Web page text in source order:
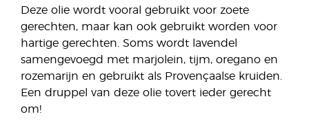
Deze olie wordt vooral gebruikt voor zoete
gerechten, maar kan ook gebruikt worden voor
hartige gerechten. Soms wordt lavendel
samengevoegd met marjolein, tijm, oregano en
rozemarijn en gebruikt als Provençaalse kruiden.
Een druppel van deze olie tovert ieder gerecht
om!